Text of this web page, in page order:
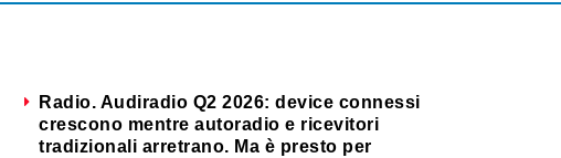
Radio. Audiradio Q2 2026: device connessi
crescono mentre autoradio e ricevitori
tradizionali arretrano. Ma è presto per